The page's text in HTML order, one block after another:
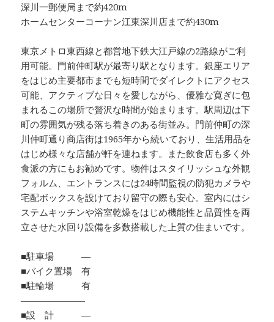
深川一郵便局まで約420m
ホームセンターコーナン江東深川店まで約430m
東京メトロ東西線と都営地下鉄大江戸線の2路線がご利
用可能。門前仲町駅が最寄り駅となります。銀座エリア
をはじめ主要都市までも短時間でダイレクトにアクセス
可能、アクティブな日々を愛しながら、優雅な寛ぎに包
まれるこの場所で贅沢な時間が始まります。駅周辺は下
町の雰囲気が残る落ち着きのある街並み。門前仲町の深
川仲町通り商店街は1965年から続いており、生活用品を
はじめ様々な店舗が軒を連ねます。また飲食店も多く外
食派の方にもお勧めです。物件はスタイリッシュな外観
フォルム、エントランスには24時間監視の防犯カメラや
宅配ボックスを設けており留守の際も安心。室内にはシ
ステムキッチンや浴室乾燥をはじめ機能性と品質性を両
立させた水回り設備を多数搭載した上質の住まいです。
■駐車場 ―
■バイク置場 有
■駐輪場 有
―――――――
■設 計 ―